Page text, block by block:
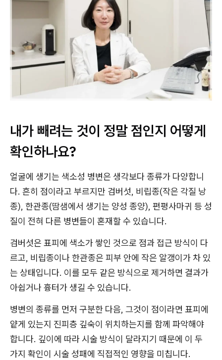
내가 빼려는 것이 정말 점인지 어떻게
확인하나요?
얼굴에 생기는 색소성 병변은 생각보다 종류가 다양합니
다. 흔히 점이라고 부르지만 검버섯, 비립종(작은 각질 낭
종), 한관종(땀샘에서 생기는 양성 종양), 편평사마귀 등 성
질이 전혀 다른 병변들이 혼재할 수 있습니다.
검버섯은 표피에 색소가 쌓인 것으로 점과 접근 방식이 다
르고, 비립종이나 한관종은 피부 안에 작은 알갱이가 차 있
는 상태입니다. 이를 모두 같은 방식으로 제거하면 결과가
아쉽거나 흉터가 생길 수 있습니다.
병변의 종류를 먼저 구분한 다음, 그것이 점이라면 표피에
얕게 있는지 진피층 깊숙이 위치하는지를 함께 파악해야
합니다. 깊이에 따라 시술 방식이 달라지기 때문에 이 두
가지 확인이 시술 성패에 직접적인 영향을 미칩니다.